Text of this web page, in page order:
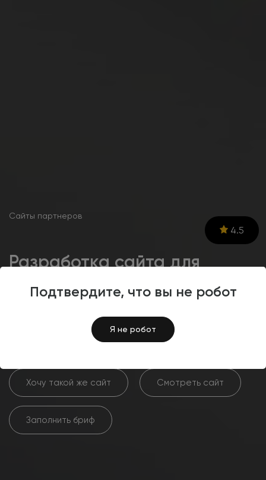
Подтвердите, что вы не робот
Я не робот
Сайты партнеров
Разработка сайта для
производителя рекламной и
швейной продукции
«Символ»‎
Хочу такой же сайт Смотреть сайт
Заполнить бриф
4.5